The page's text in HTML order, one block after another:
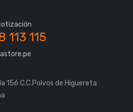
113 115
156 C.C.Polvos de Higuereta